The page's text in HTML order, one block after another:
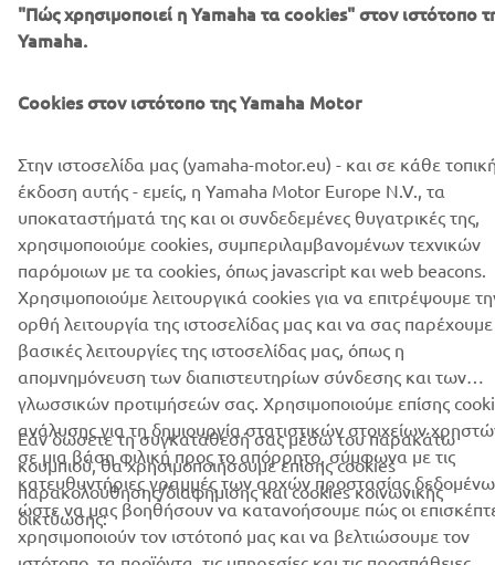
Λήψεις
ΕΤΑΙΡΕΊΑ
B2B
ΠΕΡΙΣΣΌΤΕΡΑ YAMAHA
SUPPORT
ΕΝΗΜΕΡΩΤΙΚΟ ΔΕΛΤΙΟ
Γίνετε ο πρώτος που θα μάθετε για τις τελευταίες προσφορές, τις
"Πώς χρησιμοποιεί η Yamaha τα cookies" στον ιστότοπο
Yamaha.
Cookies στον ιστότοπο της Yamaha Motor
Στην ιστοσελίδα μας (yamaha-motor.eu) - και σε κάθε
έκδοση αυτής - εμείς, η Yamaha Motor Europe N.V., τα
υποκαταστήματά της και οι συνδεδεμένες θυγατρικές της,
χρησιμοποιούμε cookies, συμπεριλαμβανομένων τεχνικών
παρόμοιων με τα cookies, όπως javascript και web beacons.
Χρησιμοποιούμε λειτουργικά cookies για να επιτρέψουμε
ορθή λειτουργία της ιστοσελίδας μας και να σας παρέχουμε
βασικές λειτουργίες της ιστοσελίδας μας, όπως η
απομνημόνευση των διαπιστευτηρίων σύνδεσης και των
γλωσσικών προτιμήσεών σας. Χρησιμοποιούμε επίσης
ανάλυσης για τη δημιουργία στατιστικών στοιχείων
σε μια βάση φιλική προς το απόρρητο, σύμφωνα με τις
κατευθυντήριες γραμμές των αρχών προστασίας
ώστε να μας βοηθήσουν να κατανοήσουμε πώς οι
χρησιμοποιούν τον ιστότοπό μας και να βελτιώσουμε τον
Εάν δώσετε τη συγκατάθεσή σας μέσω του παρακάτω
κουμπιού, θα χρησιμοποιήσουμε επίσης cookies
παρακολούθησης/διαφήμισης και cookies κοινωνικής
δικτύωσης: